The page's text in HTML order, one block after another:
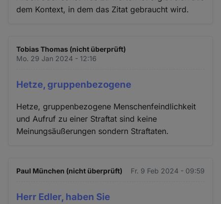
dem Kontext, in dem das Zitat gebraucht wird.
Tobias Thomas (nicht überprüft)
Mo. 29 Jan 2024 - 12:16
Hetze, gruppenbezogene
Hetze, gruppenbezogene Menschenfeindlichkeit
und Aufruf zu einer Straftat sind keine
Meinungsäußerungen sondern Straftaten.
Paul München (nicht überprüft) Fr. 9 Feb 2024 - 09:59
Herr Edler, haben Sie